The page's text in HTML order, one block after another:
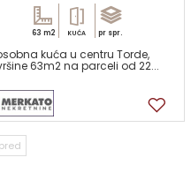
63 m2 KUĆA pr spr.
kuća u centru Torde,
63m2 na parceli od 22...